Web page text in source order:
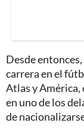
Desde
carrera en el
Atlas y
en uno de los
de